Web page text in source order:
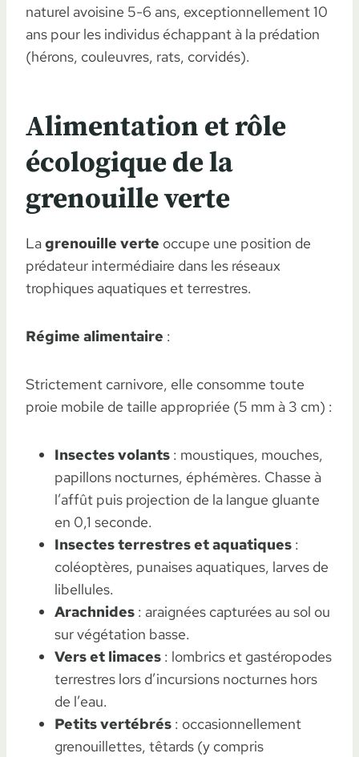
naturel avoisine 5-6 ans, exceptionnellement 10
ans pour les individus échappant à la prédation
(hérons, couleuvres, rats, corvidés).
Alimentation et rôle
écologique de la
grenouille verte
Lagrenouille verte occupe une position de
prédateur intermédiaire dans les réseaux
trophiques aquatiques et terrestres.
Régime alimentaire :
Strictement carnivore, elle consomme toute
proie mobile de taille appropriée (5 mm à 3 cm) :
Insectes volants : moustiques, mouches,
papillons nocturnes, éphémères. Chasse à
l’affût puis projection de la langue gluante
en 0,1 seconde.
Insectes terrestres et aquatiques :
coléoptères, punaises aquatiques, larves de
libellules.
Arachnides : araignées capturées au sol ou
sur végétation basse.
Vers et limaces : lombrics et gastéropodes
terrestres lors d’incursions nocturnes hors
de l’eau.
Petits vertébrés : occasionnellement
grenouillettes, têtards (y compris